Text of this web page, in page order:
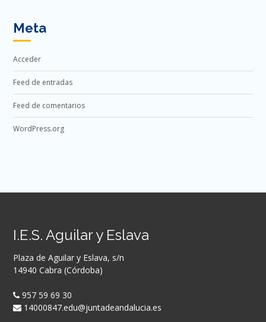
Meta
Acceder
Feed de entradas
Feed de comentarios
WordPress.org
I.E.S. Aguilar y Eslava
Plaza de Aguilar y Eslava, s/n
14940 Cabra (Córdoba)
957 59 69 30
14000847.edu@juntadeandalucia.es